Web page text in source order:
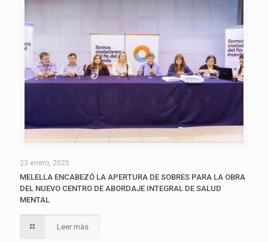
23 enero, 2025
MELELLA ENCABEZÓ LA APERTURA DE SOBRES PARA LA OBRA
DEL NUEVO CENTRO DE ABORDAJE INTEGRAL DE SALUD
MENTAL
Leer más